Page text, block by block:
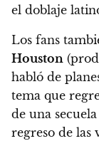
el doblaje
Los fans
Houston
habló de
tema que
de una
regreso de las